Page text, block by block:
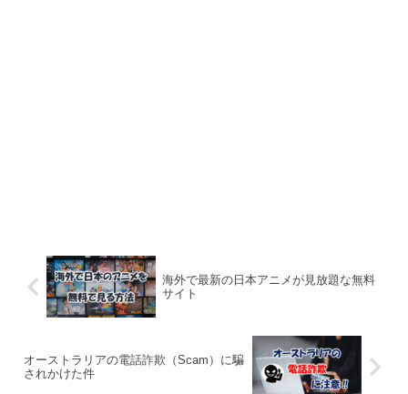
海外で最新の日本アニメが見放題な無料
サイト
オーストラリアの電話詐欺（Scam）に騙
されかけた件